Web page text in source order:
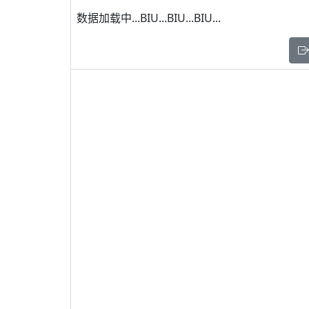
数据加载中...BIU...BIU...BIU...